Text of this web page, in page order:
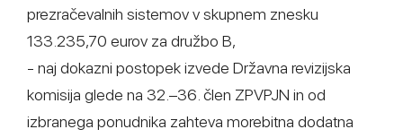
prezračevalnih sistemov v skupnem znesku
133.235,70 eurov za družbo B,
- naj dokazni postopek izvede Državna revizijska
komisija glede na 32.–36. člen ZPVPJN in od
izbranega ponudnika zahteva morebitna dodatna